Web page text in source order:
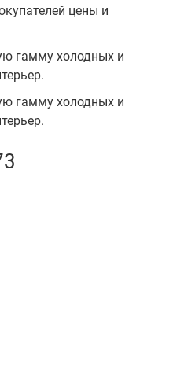
цены и
гамму холодных и
гамму холодных и